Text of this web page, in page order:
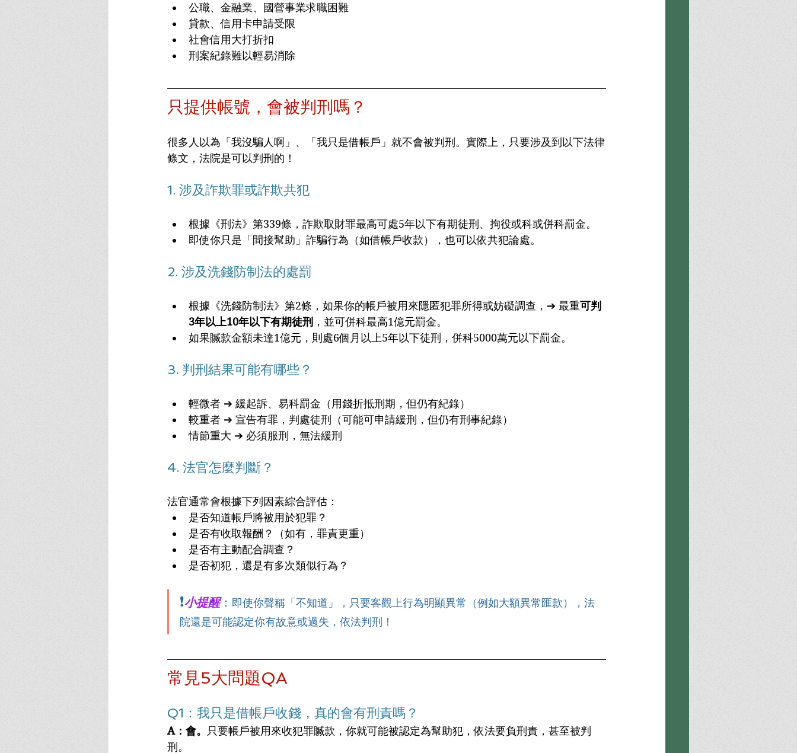
公職、金融業、國營事業求職困難
貸款、信用卡申請受限
社會信用大打折扣
刑案紀錄難以輕易消除
只提供帳號，會被判刑嗎？
很多人以為「我沒騙人啊」、「我只是借帳戶」就不會被判刑。實際上，只要涉及到以下法律
條文，法院是可以判刑的！
1. 涉及詐欺罪或詐欺共犯
根據《刑法》第339條，詐欺取財罪最高可處5年以下有期徒刑、拘役或科或併科罰金。
即使你只是「間接幫助」詐騙行為（如借帳戶收款），也可以依共犯論處。
2. 涉及洗錢防制法的處罰
根據《洗錢防制法》第2條，如果你的帳戶被用來隱匿犯罪所得或妨礙調查，➔ 最重可判
3年以上10年以下有期徒刑 ，並可併科最高1億元罰金。
如果贓款金額未達1億元，則處6個月以上5年以下徒刑，併科5000萬元以下罰金。
3. 判刑結果可能有哪些？
輕微者 ➔ 緩起訴、易科罰金（用錢折抵刑期，但仍有紀錄）
較重者 ➔ 宣告有罪，判處徒刑（可能可申請緩刑，但仍有刑事紀錄）
情節重大 ➔ 必須服刑，無法緩刑
4. 法官怎麼判斷？
法官通常會根據下列因素綜合評估：
是否知道帳戶將被用於犯罪？
是否有收取報酬？（如有，罪責更重）
是否有主動配合調查？
是否初犯，還是有多次類似行為？
❗小提醒： 即使你聲稱「不知道」，只要客觀上行為明顯異常（例如大額異常匯款），法
院還是可能認定你有故意或過失，依法判刑！
常見5大問題QA
Q1：我只是借帳戶收錢，真的會有刑責嗎？
A：會。
只要帳戶被用來收犯罪贓款，你就可能被認定為幫助犯，依法要負刑責，甚至被判
刑。